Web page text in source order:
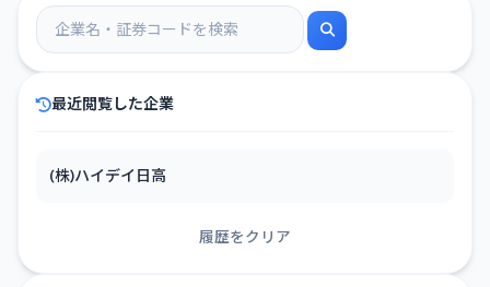
最近閲覧した企業
(株)ハイデイ日高
履歴をクリア